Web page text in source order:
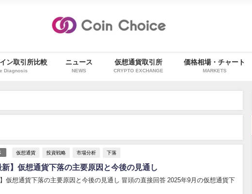
ン取引所比較
Diagnosis
ニュース
NEWS
仮想通貨取引所
CRYPTO EXCHANGE
価格相場・チャート
MARKETS
仮想通貨 投資戦略 市場分析 下落
新】仮想通貨下落の主要原因と今後の見通し
】仮想通貨下落の主要原因と今後の見通し 冒頭の直接回答 2025年9月の仮想通貨下